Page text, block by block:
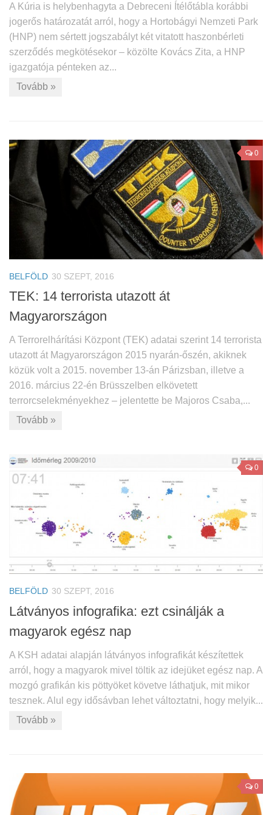
A Kúria is helybenhagyta a Debreceni Ítélőtábla korábbi
jogerős határozatát arról, hogy a Hortobágyi Nemzeti Park
(HNP) nem sértett jogszabályt két vitatott haszonbérleti
szerződés megkötésekor – közölte Kovács Zita, a HNP
igazgatója pénteken az...
Tovább »
0
BELFÖLD 30 SZEPT, 2016
TEK: 14 terrorista utazott át
Magyarországon
A Terrorelhárítási Központ (TEK) adatai szerint 14 terrorista
utazott át Magyarországon 2015 nyarán-őszén, akiknek
közük volt a 2015. november 13-án Párizsban, illetve a
2016. március 22-én Brüsszelben elkövetett
terrorcselekményekhez – jelentette be Majoros Csaba,...
Tovább »
0
BELFÖLD 30 SZEPT, 2016
Látványos infografika: ezt csinálják a
magyarok egész nap
A KSH adatai alapján látványos infografikát készítettek
arról, hogy a magyarok mivel töltik az idejüket egész nap. A
mozgó grafikán kis pöttyöket követve láthatjuk, mit mikor
tesznek. Alul egy idősávban lehet változtatni, hogy melyik...
Tovább »
0